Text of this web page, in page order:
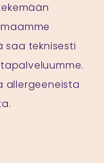
saa teknisesti
allergeeneista